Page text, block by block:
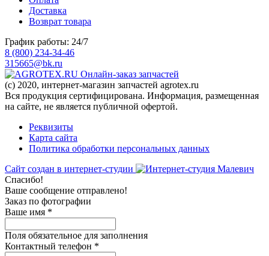
Доставка
Возврат товара
График работы: 24/7
8 (800) 234-34-46
315665@bk.ru
Онлайн-заказ запчастей
(c) 2020, интернет-магазин запчастей agrotex.ru
Вся продукция сертифицирована. Информация, размещенная
на сайте, не является публичной офертой.
Реквизиты
Карта сайта
Политика обработки персональных данных
Сайт создан в интернет-студии
Спасибо!
Ваше сообщение отправлено!
Заказ по фотографии
Ваше имя *
Поля обязательное для заполнения
Контактный телефон *